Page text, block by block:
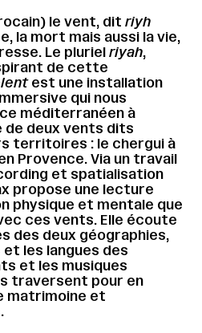
le vent, dit riyh
la mort mais aussi la vie,
Le plurielriyah,
de cette
est une installation
qui nous
méditerranéen à
deux vents dits
territoires : le chergui à
Provence. Via un travail
et spatialisation
propose une lecture
physique et mentale que
ces vents. Elle écoute
des deux géographies,
les langues des
et les musiques
traversent pour en
matrimoine et